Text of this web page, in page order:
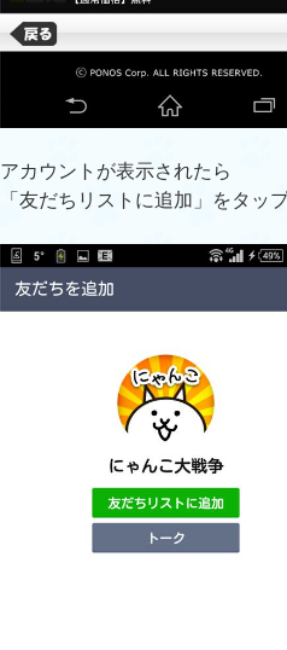
アカウントが表示されたら
「友だちリストに追加」をタッ